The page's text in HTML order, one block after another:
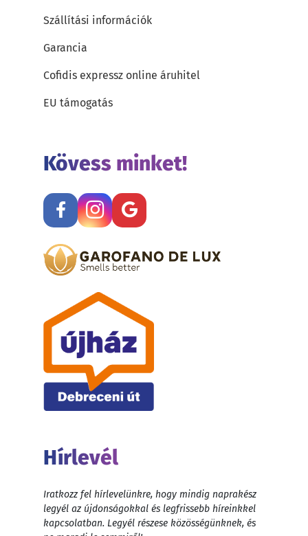
Szállítási információk
Garancia
Cofidis expressz online áruhitel
EU támogatás
Kövess minket!
Hírlevél
Iratkozz fel hírlevelünkre, hogy mindig naprakész
legyél az újdonságokkal és legfrissebb híreinkkel
kapcsolatban. Legyél részese közösségünknek, és